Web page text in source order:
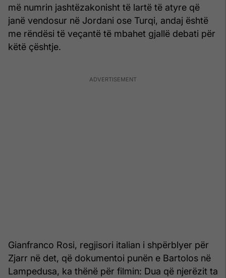
më numrin jashtëzakonisht të lartë të atyre që
janë vendosur në Jordani ose Turqi, andaj është
me rëndësi të veçantë të mbahet gjallë debati për
këtë çështje.
Gianfranco Rosi, regjisori italian i shpërblyer për
Zjarr në det, që dokumentoi punën e Bartolos në
Lampedusa, ka thënë për filmin: Dua që njerëzit ta